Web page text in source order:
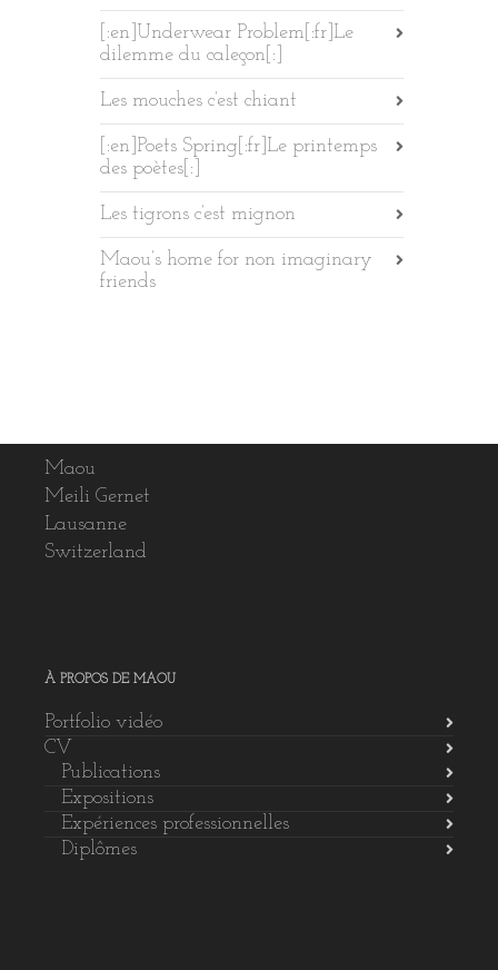
[:en]Underwear Problem[:fr]Le
dilemme du caleçon[:]
Les mouches c’est chiant
[:en]Poets Spring[:fr]Le printemps
des poètes[:]
Les tigrons c’est mignon
Maou’s home for non imaginary
friends
Maou
Meili Gernet
Lausanne
Switzerland
À PROPOS DE MAOU
Portfolio vidéo
CV
Publications
Expositions
Expériences professionnelles
Diplômes